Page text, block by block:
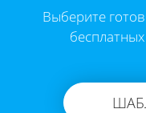
Выберите